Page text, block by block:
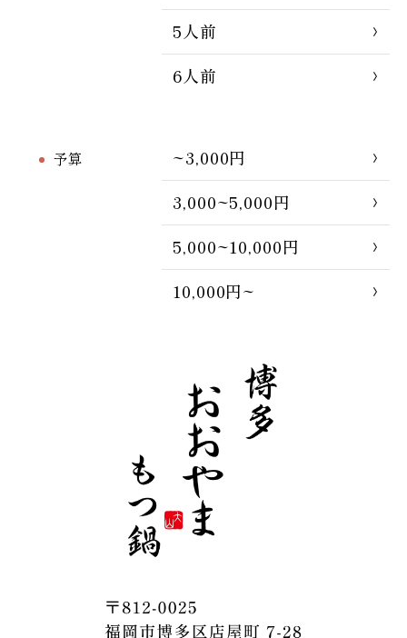
5人前
6人前
予算
~3,000円
3,000~5,000円
5,000~10,000円
10,000円~